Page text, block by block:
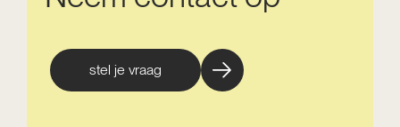
stel je vraag